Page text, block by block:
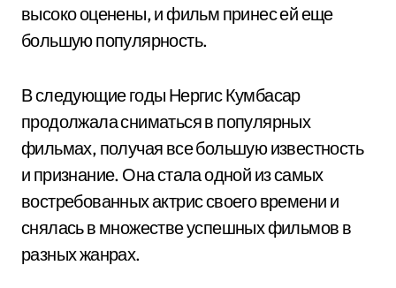
высоко оценены, и фильм принес ей еще
большую популярность.
В следующие годы Нергис Кумбасар
продолжала сниматься в популярных
фильмах, получая все большую известность
и признание. Она стала одной из самых
востребованных актрис своего времени и
снялась в множестве успешных фильмов в
разных жанрах.